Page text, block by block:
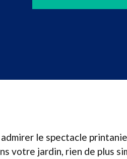
le spectacle
votre jardin, rien de plus